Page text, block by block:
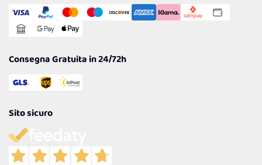
Gestisci Cookie
Reso Facile e Veloce
Consegna Gratuita in 24/72h
Sito sicuro